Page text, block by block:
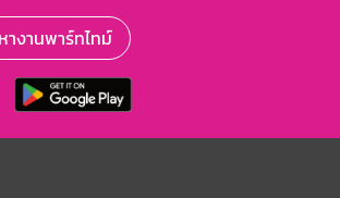
หางานพาร์ทไทม์